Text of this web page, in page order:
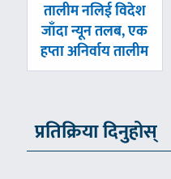
पछिल्लाे
-
तालीम नलिई विदेश
जाँदा न्यून तलब, एक
हप्ता अनिर्वाय तालीम
प्रतिक्रिया दिनुहोस्